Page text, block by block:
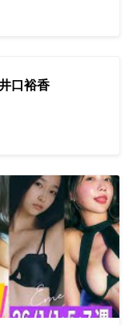
口裕香